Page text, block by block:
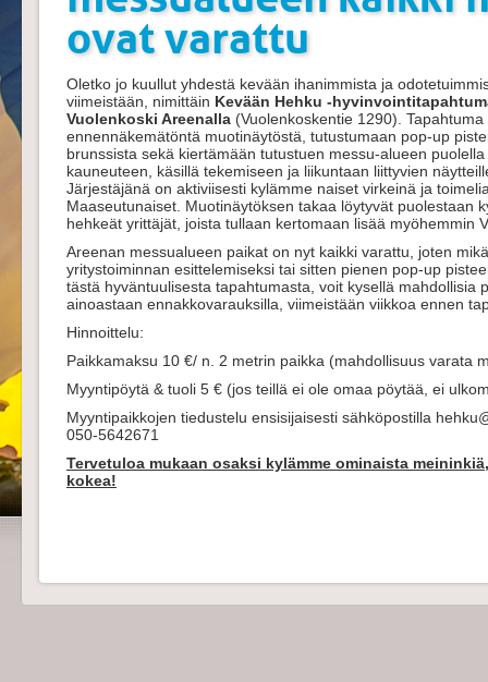
ovat varattu
Oletko jo kuullut yhdestä kevään ihanimmista ja
viimeistään, nimittäin Kevään Hehku -
Vuolenkoski Areenalla (Vuolenkoskentie 1290).
ennennäkemätöntä muotinäytöstä, tutustumaan pop-up
brunssista sekä kiertämään tutustuen messu-alueen
kauneuteen, käsillä tekemiseen ja liikuntaan liittyvien
Järjestäjänä on aktiviisesti kylämme naiset virkeinä ja
Maaseutunaiset. Muotinäytöksen takaa löytyvät puolestaan
hehkeät yrittäjät, joista tullaan kertomaan lisää myöhemmin
Areenan messualueen paikat on nyt kaikki varattu, joten
yritystoiminnan esittelemiseksi tai sitten pienen pop-up
tästä hyväntuulisesta tapahtumasta, voit kysellä mahdollisia
ainoastaan ennakkovarauksilla, viimeistään viikkoa ennen
Hinnoittelu:
Paikkamaksu 10 €/ n. 2 metrin paikka (mahdollisuus varata
Myyntipöytä & tuoli 5 € (jos teillä ei ole omaa pöytää, ei
Myyntipaikkojen tiedustelu ensisijaisesti sähköpostilla
050-5642671
Tervetuloa mukaan osaksi kylämme ominaista
kokea!